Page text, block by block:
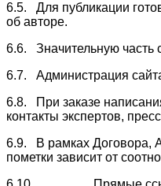
6.5. Для публикации
об авторе.
6.6. Значительную часть
6.7. Администрация
6.8. При заказе
контакты экспертов,
6.9. В рамках Договора,
пометки зависит от